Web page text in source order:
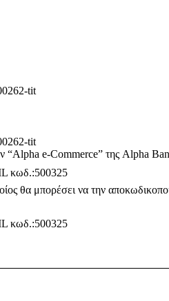
e-Commerce” της Alpha
θα μπορέσει να την